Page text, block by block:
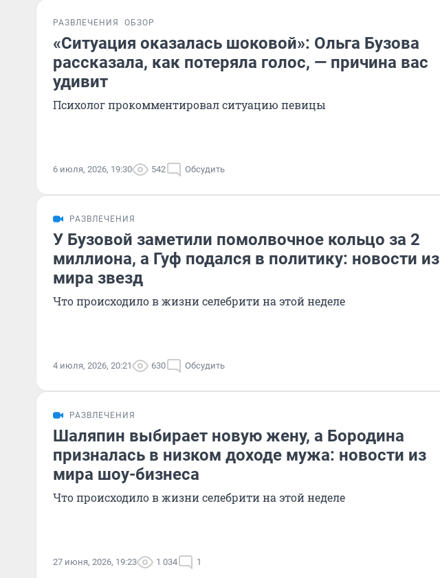
РАЗВЛЕЧЕНИЯ ОБЗОР
«Ситуация оказалась шоковой»: Ольга Бузова
рассказала, как потеряла голос, — причина вас
удивит
Психолог прокомментировал ситуацию певицы
6 июля, 2026, 19:30 542 Обсудить
РАЗВЛЕЧЕНИЯ
У Бузовой заметили помолвочное кольцо за 2
миллиона, а Гуф подался в политику: новости из
мира звезд
Что происходило в жизни селебрити на этой неделе
4 июля, 2026, 20:21 630 Обсудить
РАЗВЛЕЧЕНИЯ
Шаляпин выбирает новую жену, а Бородина
призналась в низком доходе мужа: новости из
мира шоу-бизнеса
Что происходило в жизни селебрити на этой неделе
27 июня, 2026, 19:23 1 034 1